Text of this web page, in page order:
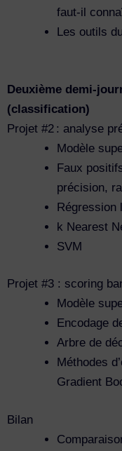
faut-il
Les outils
Deuxième demi-
(classification)
Projet #2 : analyse
Modèle
Faux
précision,
Régression
k Nearest
SVM
Projet #3 : scoring
Modèle
Encodage
Arbre de
Méthodes
Gradient
Bilan